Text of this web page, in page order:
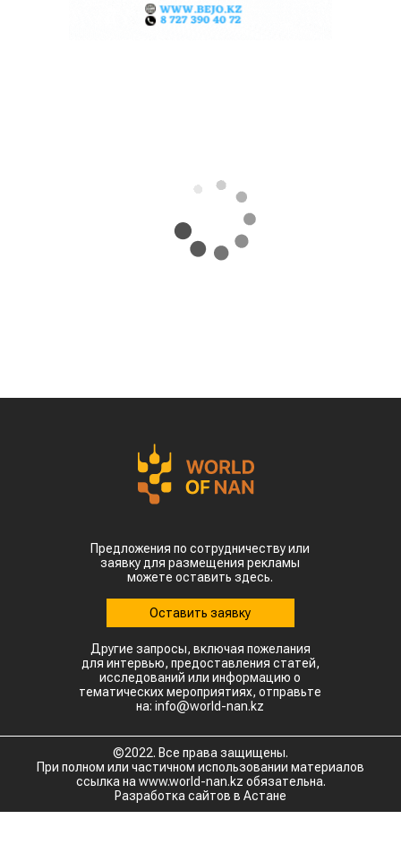
Предложения по сотрудничеству или
заявку для размещения рекламы
можете оставить здесь.
Оставить заявку
Другие запросы, включая пожелания
для интервью, предоставления статей,
исследований или информацию о
тематических мероприятиях, отправьте
на: info@world-nan.kz
©2022. Все права защищены.
При полном или частичном использовании материалов
ссылка на www.world-nan.kz обязательна.
Разработка сайтов в Астане